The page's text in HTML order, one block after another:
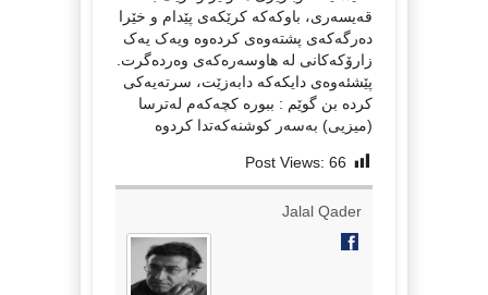
قەیسەری، باوکەکە کرێکەی پێدام و خێرا
دەرگەکەی پشتەوەی کردەوە ویەک یەک
زارۆکەکانی لە هاوسەرەکەی وەردەگرت.
پێشئەوەی دایکەکە دابەزێت، سرتەیەکی
کردە بن گوێم : ببورە کچەکەم لەترسا
(میزیی) بەسەر کوشنەکەتدا کردوە
Post Views: 66
Jalal Qader